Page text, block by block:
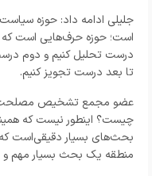
جلیلی ادامه داد: حوزه
است؛ حوزه حرف‌هایی است که
درست تحلیل کنیم و دوم
تا بعد درست تجویز کنیم.
عضو مجمع تشخیص مصلحت
چیست؟ اینطور نیست که
بحث‌های بسیار دقیقی‌است
منطقه یک بحث بسیار مهم